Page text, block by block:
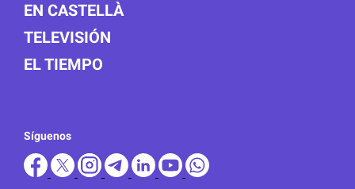
EN CASTELLÀ
TELEVISIÓN
EL TIEMPO
Síguenos